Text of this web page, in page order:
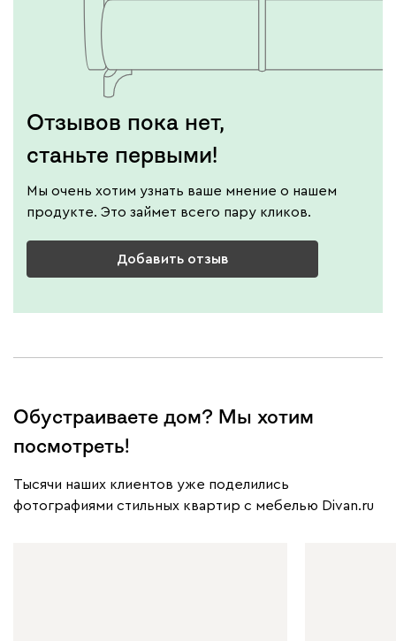
Отзывов пока нет,
станьте первыми!
Мы очень хотим узнать ваше мнение о нашем
продукте. Это займет всего пару кликов.
Добавить отзыв
Обустраиваете дом? Мы хотим
посмотреть!
Тысячи наших клиентов уже поделились
фотографиями стильных квартир с мебелью Divan.ru